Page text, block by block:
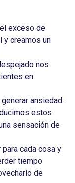
exceso de
y creamos un
nos
en
ansiedad.
estos
sensación de
cada cosa y
tiempo
de